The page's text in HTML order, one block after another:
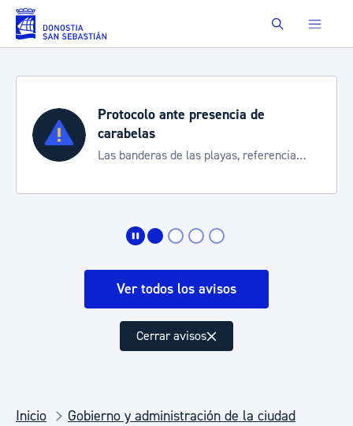
Saltar al contenido principal Buscar
Protocolo ante presencia de
carabelas
Las banderas de las playas, referencia
Ver todos los avisos
Cerrar avisos
Inicio
Gobierno y administración de la ciudad